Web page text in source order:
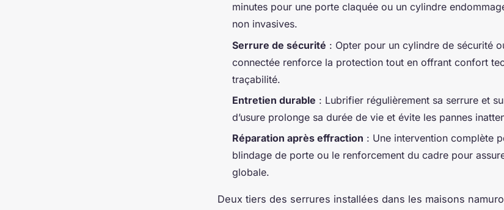
minutes pour une porte claquée ou un cylindre
non invasives.
Serrure de sécurité : Opter pour un cylindre de sécurité
connectée renforce la protection tout en offrant confort
traçabilité.
Entretien durable : Lubrifier régulièrement sa serrure et
d’usure prolonge sa durée de vie et évite les pannes
Réparation après effraction : Une intervention complète
blindage de porte ou le renforcement du cadre pour
globale.
Deux tiers des serrures installées dans les maisons